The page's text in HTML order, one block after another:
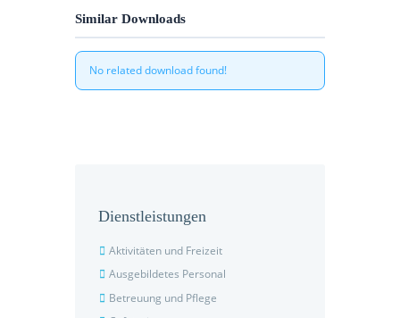
Similar Downloads
No related download found!
Dienstleistungen
Aktivitäten und Freizeit
Ausgebildetes Personal
Betreuung und Pflege